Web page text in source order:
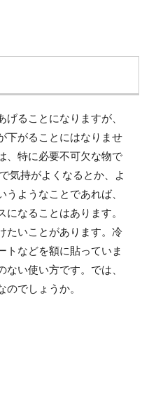
ることになりますが、
下がることにはなりませ
、特に必要不可欠な物で
気持がよくなるとか、よ
うようなことであれば、
なることはあります。
たいことがあります。冷
トなどを額に貼っていま
い使い方です。では、
のでしょうか。